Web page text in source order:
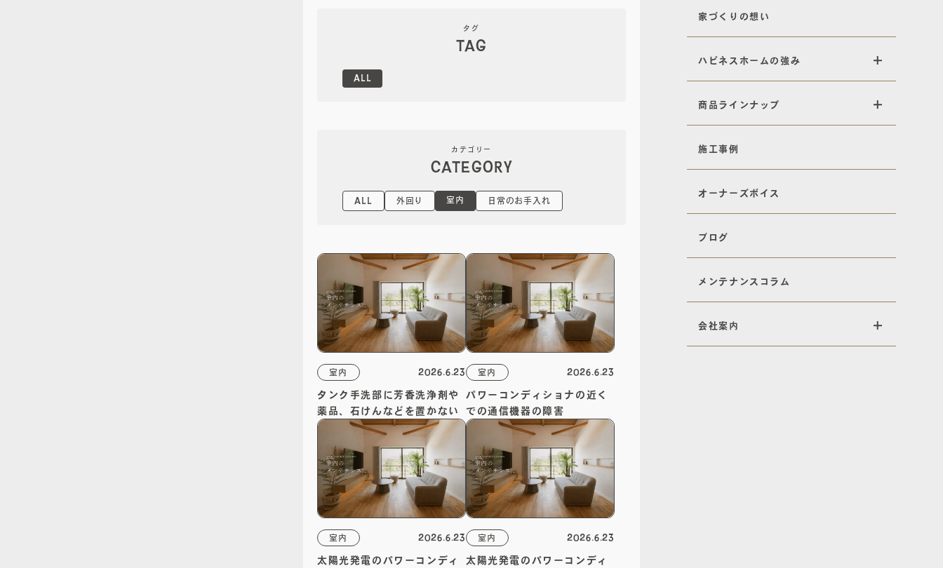
電子カタログを見る
プライバシーポリシー
サイトマップ
〒840-0211
佐賀県佐賀市大和町東山田2311-1
0952-20-2232
営業時間：8:00～18:00 / 定休日：第2・4火曜・水曜
家づくりの想い
ハピネスホームの強み
商品ラインナップ
施工事例
オーナーズボイス
ブログ
メンテナンスコラム
会社案内
タグ
TAG
ALL
カテゴリー
CATEGORY
ALL 外回り 室内 日常のお手入れ
室内 2026.6.23
タンク手洗部に芳香洗浄剤や
薬品、石けんなどを置かない
室内 2026.6.23
パワーコンディショナの近く
での通信機器の障害
室内 2026.6.23
太陽光発電のパワーコンディ
室内 2026.6.23
太陽光発電のパワーコンディ